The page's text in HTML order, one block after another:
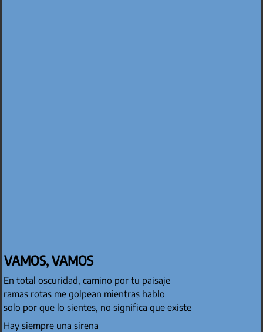
VAMOS, VAMOS
En total oscuridad, camino por tu paisaje
ramas rotas me golpean mientras hablo
solo por que lo sientes, no significa que existe
Hay siempre una sirena